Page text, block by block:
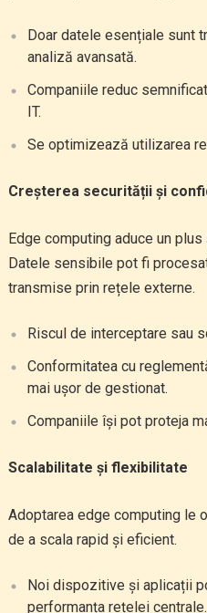
Doar datele esențiale sunt
analiză avansată.
Companiile reduc
IT.
Se optimizează utilizarea
Creșterea securității și
Edge computing aduce un
Datele sensibile pot fi
transmise prin rețele externe.
Riscul de interceptare sau
Conformitatea cu
mai ușor de gestionat.
Companiile își pot proteja
Scalabilitate și flexibilitate
Adoptarea edge computing le
de a scala rapid și eficient.
Noi dispozitive și aplicații
performanța rețelei centrale.